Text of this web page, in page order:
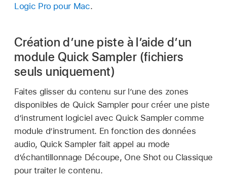
Logic Pro pour Mac.
Création d’une piste à l’aide d’un
module Quick Sampler (fichiers
seuls uniquement)
Faites glisser du contenu sur l’une des zones
disponibles de Quick Sampler pour créer une piste
d’instrument logiciel avec Quick Sampler comme
module d’instrument. En fonction des données
audio, Quick Sampler fait appel au mode
d’échantillonnage Découpe, One Shot ou Classique
pour traiter le contenu.